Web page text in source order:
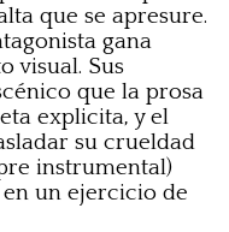
que se apresure.
gana
visual. Sus
que la prosa
explicita, y el
su crueldad
instrumental)
un ejercicio de